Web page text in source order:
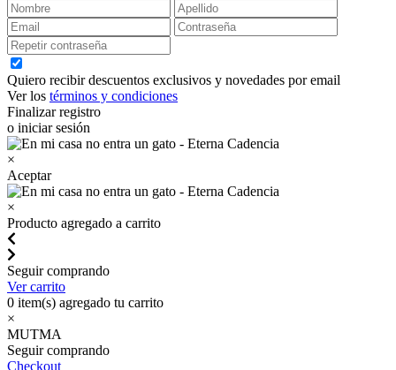
Quiero recibir descuentos exclusivos y novedades por email
Ver los términos y condiciones
Finalizar registro
o iniciar sesión
×
Aceptar
×
Producto agregado a carrito
Seguir comprando
Ver carrito
0 item(s) agregado tu carrito
×
MUTMA
Seguir comprando
Checkout